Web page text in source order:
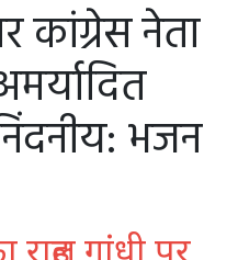
कांग्रेस नेता
भजन
गांधी पर